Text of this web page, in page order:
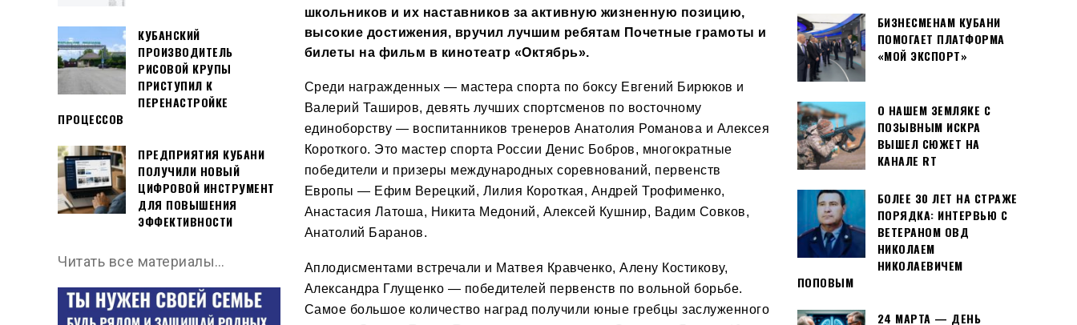
школьников и их наставников за активную жизненную позицию,
высокие достижения, вручил лучшим ребятам Почетные грамоты и
билеты на фильм в кинотеатр «Октябрь».
Среди награжденных — мастера спорта по боксу Евгений Бирюков и
Валерий Таширов, девять лучших спортсменов по восточному
единоборству — воспитанников тренеров Анатолия Романова и Алексея
Короткого. Это мастер спорта России Денис Бобров, многократные
победители и призеры международных соревнований, первенств
Европы — Ефим Верецкий, Лилия Короткая, Андрей Трофименко,
Анастасия Латоша, Никита Медоний, Алексей Кушнир, Вадим Совков,
Анатолий Баранов.
Аплодисментами встречали и Матвея Кравченко, Алену Костикову,
Александра Глущенко — победителей первенств по вольной борьбе.
Самое большое количество наград получили юные гребцы заслуженного
КУБАНСКИЙ
ПРОИЗВОДИТЕЛЬ
РИСОВОЙ КРУПЫ
ПРИСТУПИЛ К
ПЕРЕНАСТРОЙКЕ
ПРОЦЕССОВ
ПРЕДПРИЯТИЯ КУБАНИ
ПОЛУЧИЛИ НОВЫЙ
ЦИФРОВОЙ ИНСТРУМЕНТ
ДЛЯ ПОВЫШЕНИЯ
ЭФФЕКТИВНОСТИ
Читать все материалы…
БИЗНЕСМЕНАМ КУБАНИ
ПОМОГАЕТ ПЛАТФОРМА
«МОЙ ЭКСПОРТ»
О НАШЕМ ЗЕМЛЯКЕ С
ПОЗЫВНЫМ ИСКРА
ВЫШЕЛ СЮЖЕТ НА
КАНАЛЕ RT
БОЛЕЕ 30 ЛЕТ НА СТРАЖЕ
ПОРЯДКА: ИНТЕРВЬЮ С
ВЕТЕРАНОМ ОВД
НИКОЛАЕМ
НИКОЛАЕВИЧЕМ
ПОПОВЫМ
24 МАРТА — ДЕНЬ